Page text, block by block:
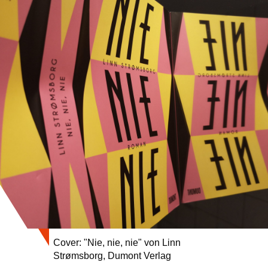
Cover: "Nie, nie, nie" von Linn
Strømsborg, Dumont Verlag